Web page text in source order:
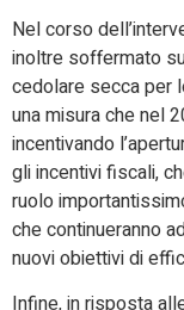
Nel corso
inoltre soffermato
cedolare secca per
una misura che nel
incentivando
gli incentivi fiscali,
ruolo
che continueranno
nuovi obiettivi di